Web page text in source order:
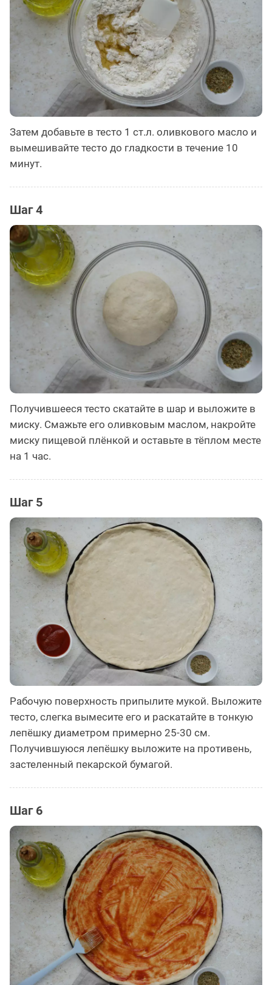
Затем добавьте в тесто 1 ст.л. оливкового масло и
вымешивайте тесто до гладкости в течение 10
минут.
Шаг 4
Получившееся тесто скатайте в шар и выложите в
миску. Смажьте его оливковым маслом, накройте
миску пищевой плёнкой и оставьте в тёплом месте
на 1 час.
Шаг 5
Рабочую поверхность припылите мукой. Выложите
тесто, слегка вымесите его и раскатайте в тонкую
лепёшку диаметром примерно 25-30 см.
Получившуюся лепёшку выложите на противень,
застеленный пекарской бумагой.
Шаг 6